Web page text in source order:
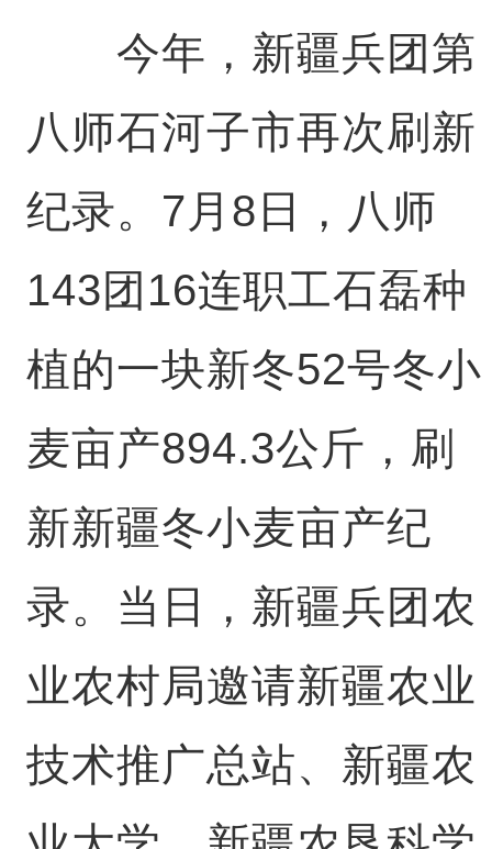
今年，新疆兵团第
八师石河子市再次刷新
纪录。7月8日，八师
143团16连职工石磊种
植的一块新冬52号冬小
麦亩产894.3公斤，刷
新新疆冬小麦亩产纪
录。当日，新疆兵团农
业农村局邀请新疆农业
技术推广总站、新疆农